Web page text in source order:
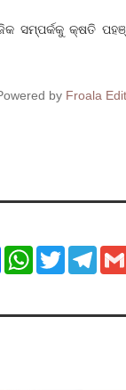
ସମ୍ପର୍କକୁ କ୍ଷତି
by Froala
FacebookWhatsApp
Twitter